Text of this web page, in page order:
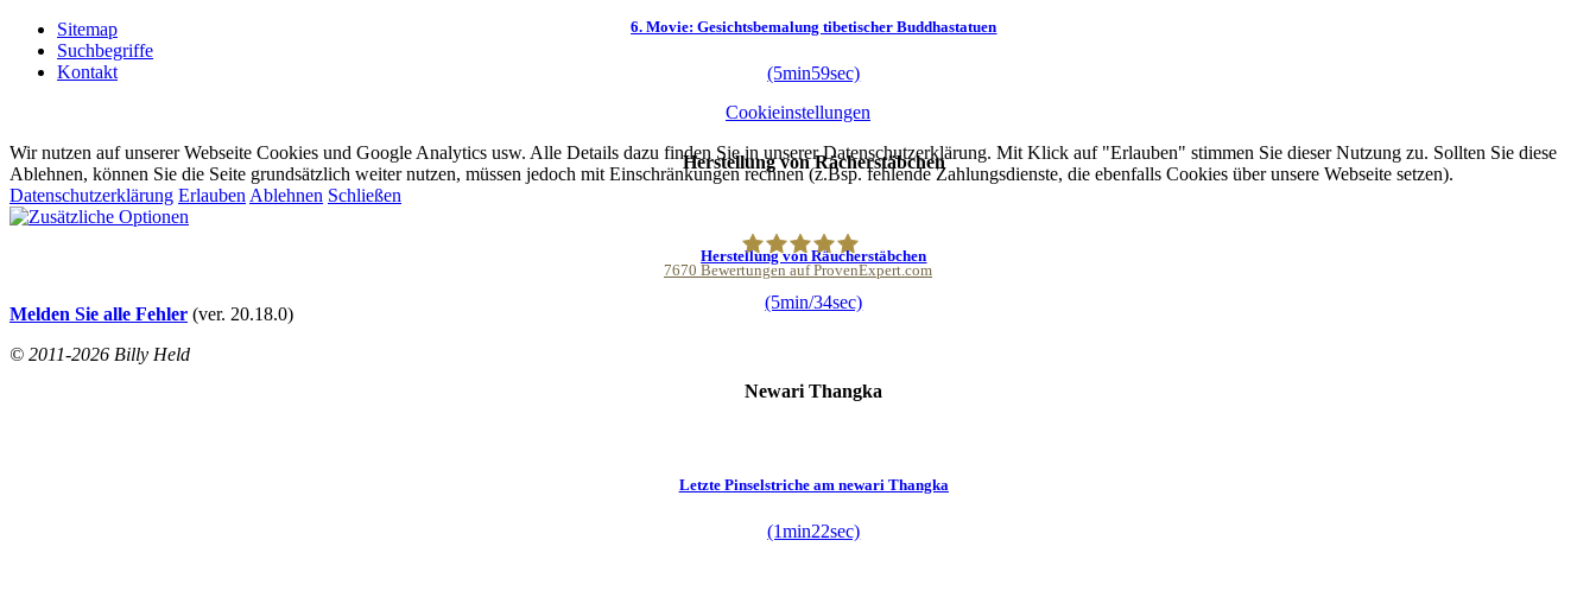
6. Movie: Gesichtsbemalung tibetischer Buddhastatuen
(5min59sec)
Herstellung von Rächerstäbchen
Herstellung von Räucherstäbchen
(5min/34sec)
Newari Thangka
Letzte Pinselstriche am newari Thangka
(1min22sec)
Sitemap
Suchbegriffe
Kontakt
Cookieinstellungen
Wir nutzen auf unserer Webseite Cookies und Google Analytics usw. Alle Details dazu finden Sie in unserer Datenschutzerklärung. Mit Klick auf "Erlauben" stimmen Sie dieser Nutzung zu. Sollten Sie diese
Ablehnen, können Sie die Seite grundsätzlich weiter nutzen, müssen jedoch mit Einschränkungen rechnen (z.Bsp. fehlende Zahlungsdienste, die ebenfalls Cookies über unsere Webseite setzen).
Datenschutzerklärung Erlauben Ablehnen Schließen
Buddhapur
7670 Bewertungen auf ProvenExpert.com
Melden Sie alle Fehler (ver. 20.18.0)
© 2011-2026 Billy Held